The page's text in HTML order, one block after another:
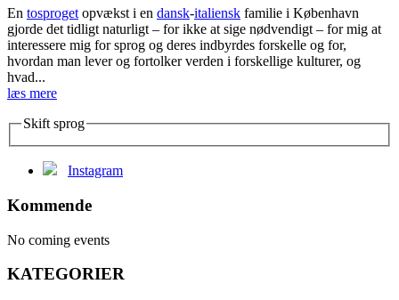
En tosproget opvækst i en dansk-italiensk familie i København
gjorde det tidligt naturligt – for ikke at sige nødvendigt – for mig at
interessere mig for sprog og deres indbyrdes forskelle og for,
hvordan man lever og fortolker verden i forskellige kulturer, og
hvad...
læs mere
Skift sprog
Instagram
Kommende
No coming events
KATEGORIER